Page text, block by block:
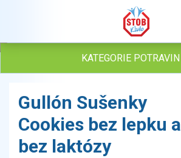
KATEGORIE POTRAVIN
Vejce
Mléko
Sýry
Gullón Sušenky
Cookies bez lepku a
bez laktózy